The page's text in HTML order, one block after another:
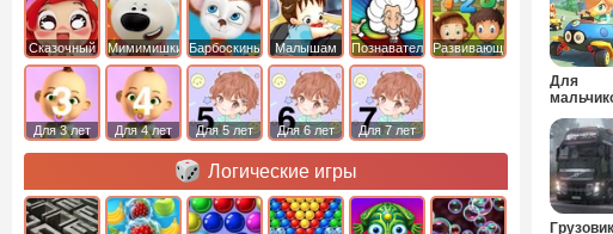
Для
Сказочный
патруль
Мимимишки Барбоскины Малышам ПознавательныеРазвивающие
Для 3 лет Для 4 лет Для 5 лет Для 6 лет Для 7 лет
Логические игры